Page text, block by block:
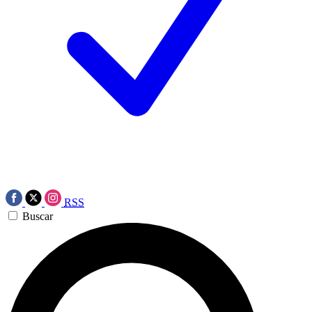
RSS
Buscar